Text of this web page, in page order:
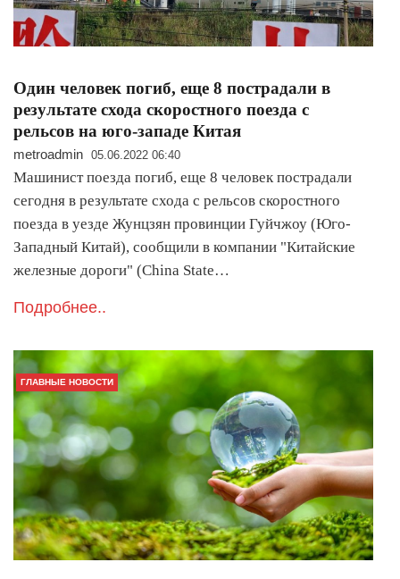
Один человек погиб, еще 8 пострадали в
результате схода скоростного поезда с
рельсов на юго-западе Китая
metroadmin 05.06.2022 06:40
Машинист поезда погиб, еще 8 человек пострадали
сегодня в результате схода с рельсов скоростного
поезда в уезде Жунцзян провинции Гуйчжоу (Юго-
Западный Китай), сообщили в компании "Китайские
железные дороги" (China State…
Подробнее..
ГЛАВНЫЕ НОВОСТИ